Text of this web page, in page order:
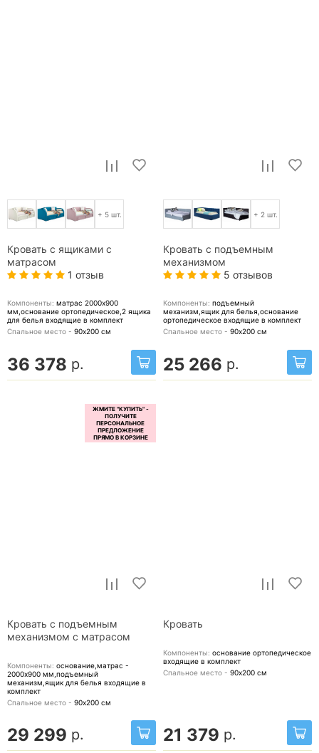
+ 5 шт.
Кровать с ящиками с
матрасом
1 отзыв
Компоненты: матрас 2000x900
мм,основание ортопедическое,2 ящика
для белья входящие в комплект
Спальное место - 90х200 см
36 378 р.
+ 2 шт.
Кровать с подъемным
механизмом
5 отзывов
Компоненты: подъемный
механизм,ящик для белья,основание
ортопедическое входящие в комплект
Спальное место - 90х200 см
25 266 р.
Кровать с подъемным
механизмом с матрасом
Компоненты: основание,матрас -
2000x900 мм,подъемный
механизм,ящик для белья входящие в
комплект
Спальное место - 90х200 см
29 299 р.
Кровать
Компоненты: основание ортопедическое
входящие в комплект
Спальное место - 90х200 см
21 379 р.